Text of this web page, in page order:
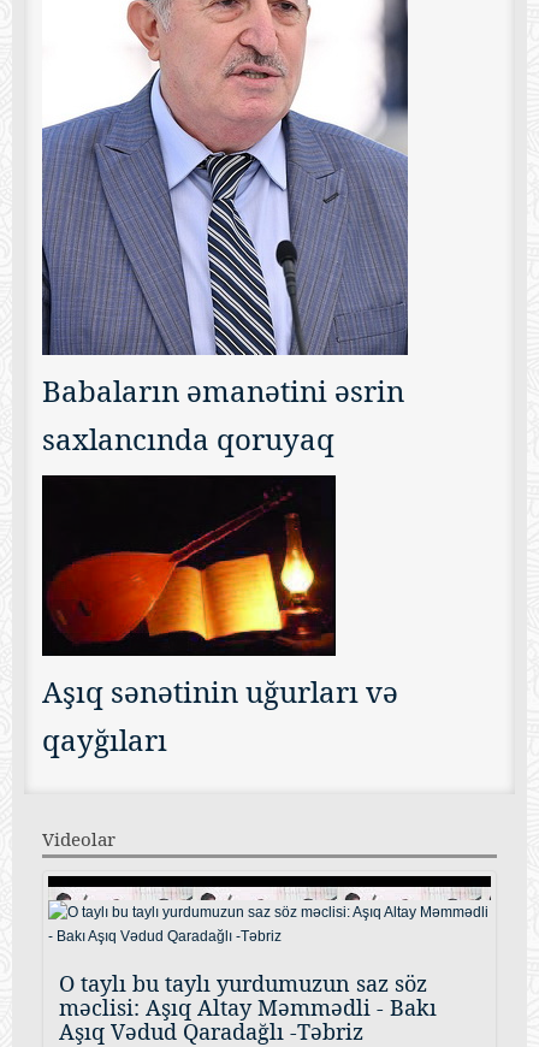
Babaların əmanətini əsrin
saxlancında qoruyaq
Aşıq sənətinin uğurları və
qayğıları
Videolar
O taylı bu taylı yurdumuzun saz söz
məclisi: Aşıq Altay Məmmədli - Bakı
Aşıq Vədud Qaradağlı -Təbriz